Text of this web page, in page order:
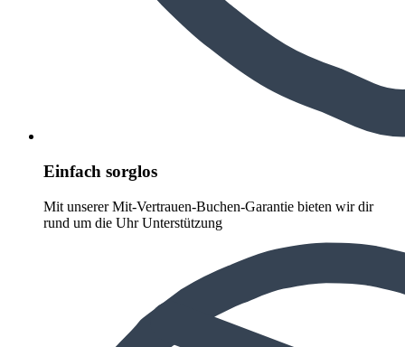
Einfach sorglos
Mit unserer Mit-Vertrauen-Buchen-Garantie bieten wir dir
rund um die Uhr Unterstützung